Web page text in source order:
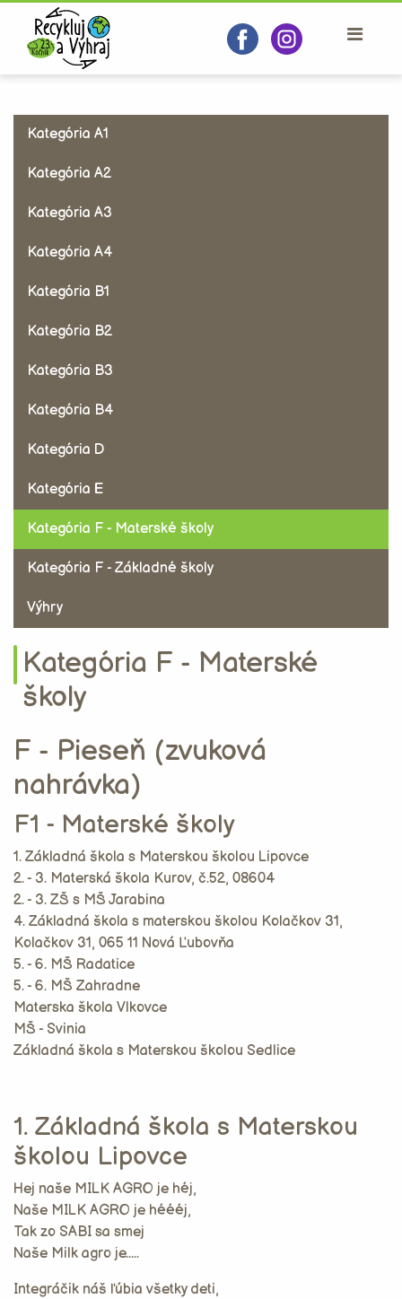
Kategória A1
Kategória A2
Kategória A3
Kategória A4
Kategória B1
Kategória B2
Kategória B3
Kategória B4
Kategória D
Kategória E
Kategória F - Materské školy
Kategória F - Základné školy
Výhry
Kategória F - Materské
školy
F - Pieseň (zvuková
nahrávka)
F1 - Materské školy
1. Základná škola s Materskou školou Lipovce
2. - 3. Materská škola Kurov, č.52, 08604
2. - 3. ZŠ s MŠ Jarabina
4. Základná škola s materskou školou Kolačkov 31,
Kolačkov 31, 065 11 Nová Ľubovňa
5. - 6. MŠ Radatice
5. - 6. MŠ Zahradne
Materska škola Vlkovce
MŠ - Svinia
Základná škola s Materskou školou Sedlice
1. Základná škola s Materskou
školou Lipovce
Hej naše MILK AGRO je héj,
Naše MILK AGRO je héééj,
Tak zo SABI sa smej
Naše Milk agro je.....
Integráčik náš ľúbia všetky deti,